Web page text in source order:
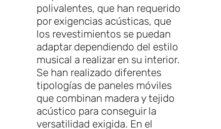
polivalentes, que han requerido
por exigencias acústicas, que
los revestimientos se puedan
adaptar dependiendo del estilo
musical a realizar en su interior.
Se han realizado diferentes
tipologías de paneles móviles
que combinan madera y tejido
acústico para conseguir la
versatilidad exigida. En el